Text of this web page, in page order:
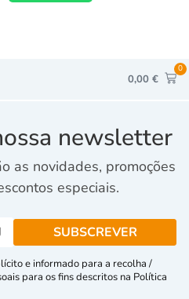
0,00 €
0
newsletter
as novidades, promoções
especiais.
e informado para a recolha /
para os fins descritos na Política